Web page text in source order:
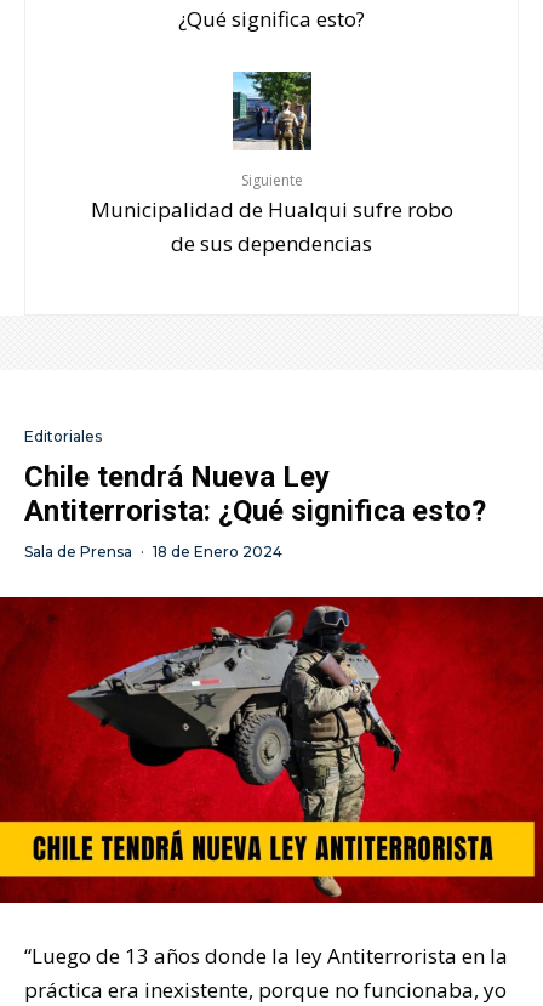
¿Qué significa esto?
Siguiente
Municipalidad de Hualqui sufre robo
de sus dependencias
Editoriales
Chile tendrá Nueva Ley
Antiterrorista: ¿Qué significa esto?
Sala de Prensa · 18 de Enero 2024
“Luego de 13 años donde la ley Antiterrorista en la
práctica era inexistente, porque no funcionaba, yo